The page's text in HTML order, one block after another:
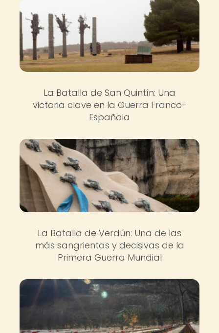
La Batalla de San Quintín: Una
victoria clave en la Guerra Franco-
Española
La Batalla de Verdún: Una de las
más sangrientas y decisivas de la
Primera Guerra Mundial